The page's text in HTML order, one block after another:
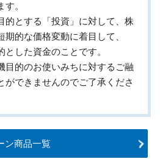
。
的とする「投資」に対して、株
的な価格変動に着目して、
した資金のことです。
目的のお使いみちに対するご融
ができませんのでご了承くださ
ン商品一覧